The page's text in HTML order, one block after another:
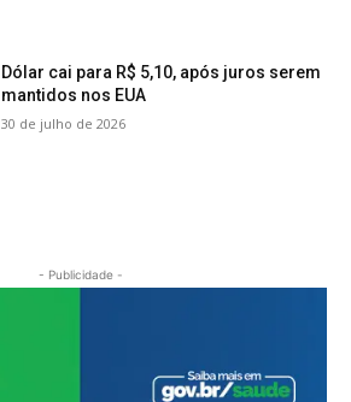
Dólar cai para R$ 5,10, após juros serem
mantidos nos EUA
30 de julho de 2026
- Publicidade -